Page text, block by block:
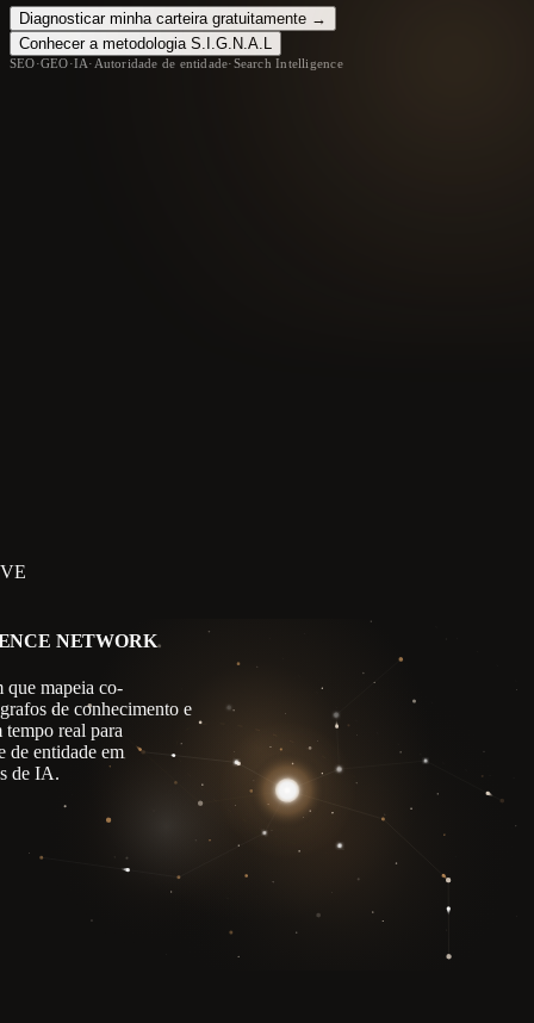
Diagnosticar minha carteira gratuitamente →
Conhecer a metodologia S.I.G.N.A.L
SEO·GEO·IA· Autoridade de entidade·Search Intelligence
NETWORK
que mapeia co-
de conhecimento e
real para
de entidade em
de IA.